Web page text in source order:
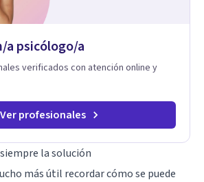
a psicólogo/a
verificados con atención online y
Ver profesionales
la solución
más útil recordar cómo se puede